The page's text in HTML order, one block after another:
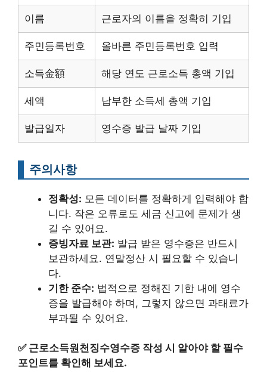
이름 근로자의 이름을 정확히 기입
주민등록번호 올바른 주민등록번호 입력
소득金額 해당 연도 근로소득 총액 기입
세액 납부한 소득세 총액 기입
발급일자 영수증 발급 날짜 기입
주의사항
정확성: 모든 데이터를 정확하게 입력해야 합
니다. 작은 오류로도 세금 신고에 문제가 생
길 수 있어요.
증빙자료 보관: 발급 받은 영수증은 반드시
보관하세요. 연말정산 시 필요할 수 있습니
다.
기한 준수: 법적으로 정해진 기한 내에 영수
증을 발급해야 하며, 그렇지 않으면 과태료가
부과될 수 있어요.
✅ 근로소득원천징수영수증 작성 시 알아야 할 필수
포인트를 확인해 보세요.